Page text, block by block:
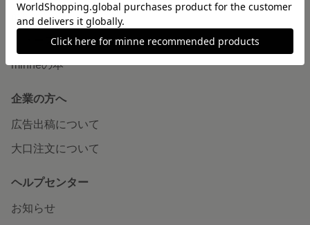
minne学習帖
ニュース
minneの本
企業の方へ
広告出稿について
大口注文について
ヘルプセンター
お知らせ